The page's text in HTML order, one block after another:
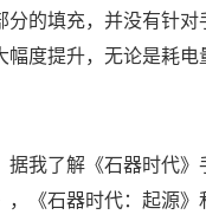
分的填充，并没有针
幅度提升，无论是耗电
了解《石器时代》
，《石器时代：起源》